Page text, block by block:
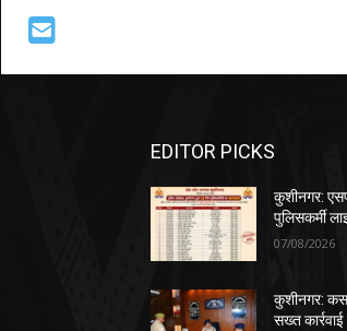
EDITOR PICKS
कुशीनगर:
पुलिसकर्मी
07/08/2026
कुशीनगर:
सख्त